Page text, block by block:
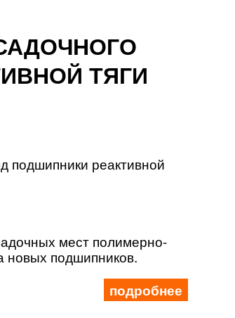
ТЯГИ
подшипники реактивной
мест полимерно-
новых подшипников.
подробнее